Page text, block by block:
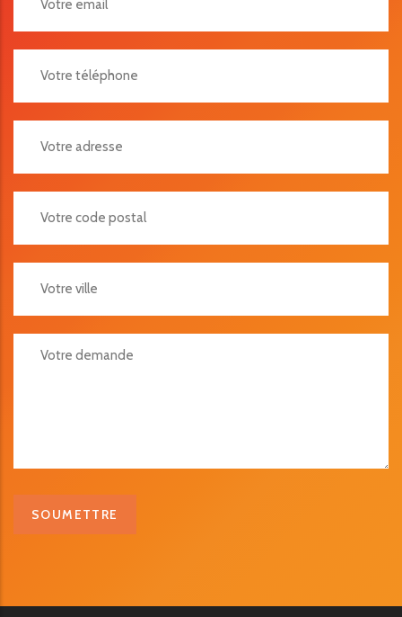
Votre Demande